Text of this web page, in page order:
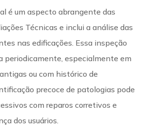
é um aspecto abrangente das
Técnicas e inclui a análise das
nas edificações. Essa inspeção
periodicamente, especialmente em
ou com histórico de
precoce de patologias pode
com reparos corretivos e
dos usuários.